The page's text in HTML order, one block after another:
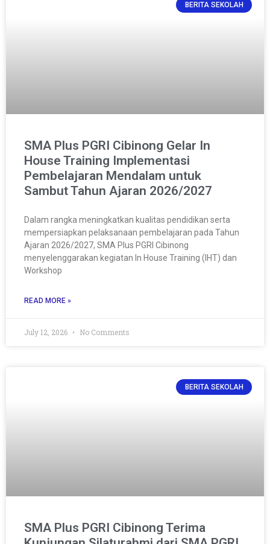
BERITA SEKOLAH
SMA Plus PGRI Cibinong Gelar In
House Training Implementasi
Pembelajaran Mendalam untuk
Sambut Tahun Ajaran 2026/2027
Dalam rangka meningkatkan kualitas pendidikan serta
mempersiapkan pelaksanaan pembelajaran pada Tahun
Ajaran 2026/2027, SMA Plus PGRI Cibinong
menyelenggarakan kegiatan In House Training (IHT) dan
Workshop
READ MORE »
July 12, 2026 No Comments
BERITA SEKOLAH
SMA Plus PGRI Cibinong Terima